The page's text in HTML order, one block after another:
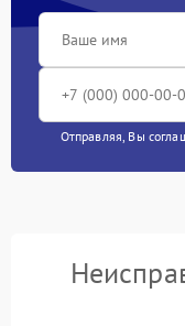
Отправляя, Вы